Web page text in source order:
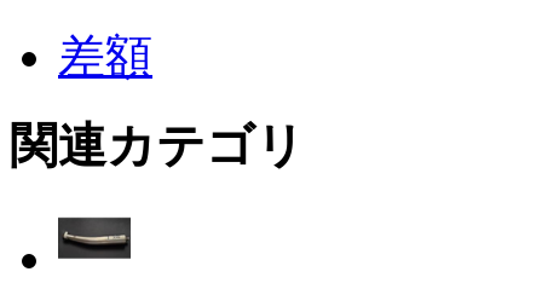
差額
関連カテゴリ